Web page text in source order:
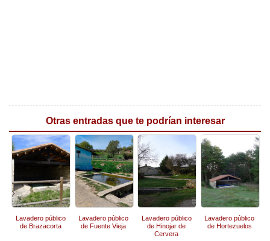
Otras entradas que te podrían interesar
Lavadero público
de Brazacorta
Lavadero público
de Fuente Vieja
Lavadero público
de Hinojar de
Cervera
Lavadero público
de Hortezuelos